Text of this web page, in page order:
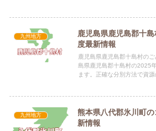
九州地方
鹿児島県鹿児島郡十
度最新情報
鹿児島県鹿児島郡十島村の
島県鹿児島郡十島村の2025
ます。正確な分別方法で資
九州地方
熊本県八代郡氷川町
新情報